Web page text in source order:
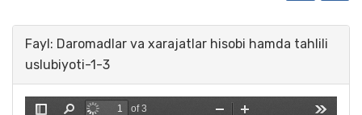
Fayl: Daromadlar va xarajatlar hisobi hamda tahlili
uslubiyoti-1-3